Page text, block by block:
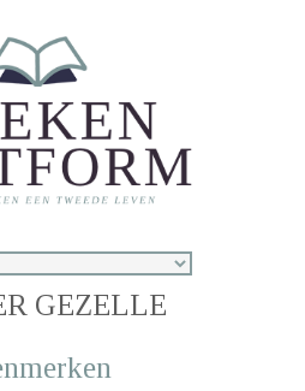
GEZELLE